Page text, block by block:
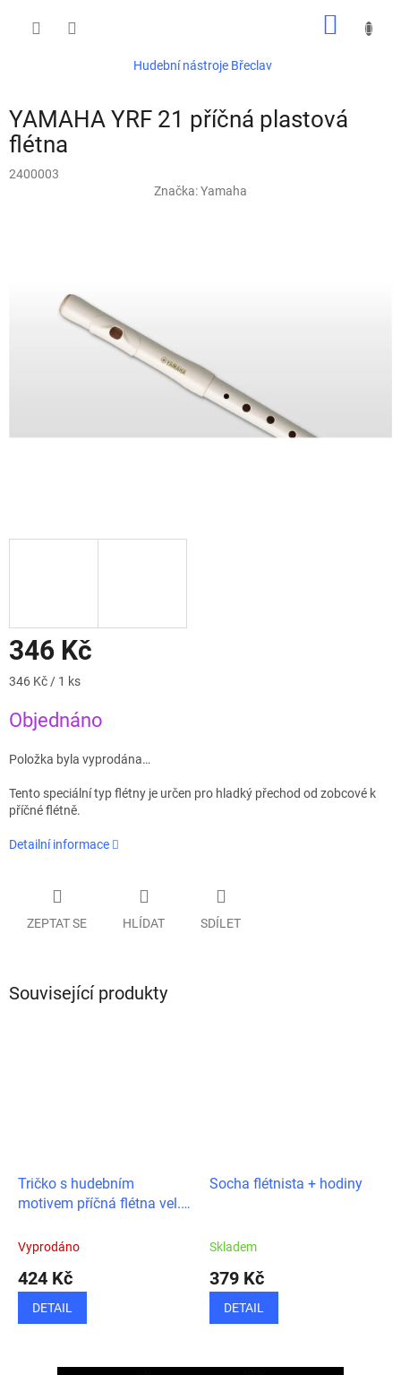
Hudební nástroje Břeclav
YAMAHA YRF 21 příčná plastová
flétna
2400003
Značka:Yamaha
346 Kč
Měrná
346 Kč / 1 ks
Objednáno
Položka byla vyprodána…
Tento speciální typ flétny je určen pro hladký přechod od zobcové k
příčné flétně.
Detailní informace
ZEPTAT SE HLÍDAT SDÍLET
Související produkty
Tričko s hudebním
motivem příčná flétna vel.
Vyprodáno
424 Kč
DETAIL
Socha flétnista + hodiny
Skladem
379 Kč
DETAIL